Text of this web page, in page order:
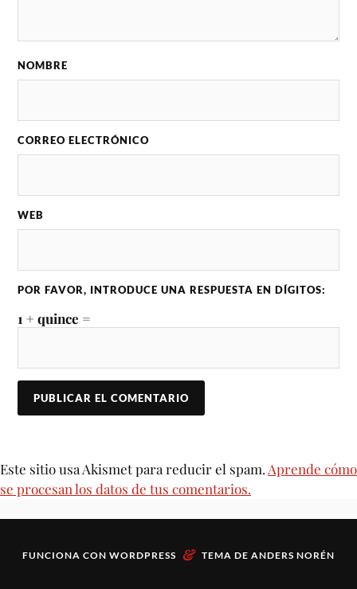
NOMBRE
CORREO ELECTRÓNICO
WEB
POR FAVOR, INTRODUCE UNA RESPUESTA EN DÍGITOS:
1 + quince =
Este sitio usa Akismet para reducir el spam. Aprende cómo
se procesan los datos de tus comentarios.
FUNCIONA CON WORDPRESS & TEMA DE ANDERS NORÉN